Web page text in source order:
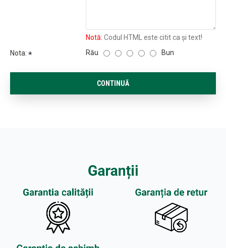
Notă: Codul HTML este citit ca şi text!
Nota:
Rău Bun
CONTINUĂ